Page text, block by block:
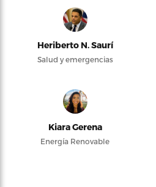
Heriberto N. Saurí
Salud y emergencias
Kiara Gerena
Energía Renovable